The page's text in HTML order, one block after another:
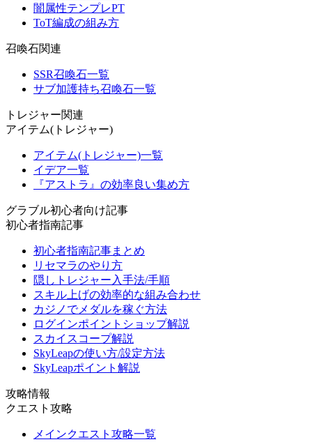
闇属性テンプレPT
ToT編成の組み方
召喚石関連
SSR召喚石一覧
サブ加護持ち召喚石一覧
トレジャー関連
アイテム(トレジャー)
アイテム(トレジャー)一覧
イデア一覧
『アストラ』の効率良い集め方
グラブル初心者向け記事
初心者指南記事
初心者指南記事まとめ
リセマラのやり方
隠しトレジャー入手法/手順
スキル上げの効率的な組み合わせ
カジノでメダルを稼ぐ方法
ログインポイントショップ解説
スカイスコープ解説
SkyLeapの使い方/設定方法
SkyLeapポイント解説
攻略情報
クエスト攻略
メインクエスト攻略一覧